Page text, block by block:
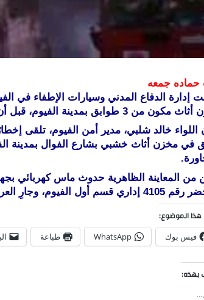
حماده جمعه
إدارة الدفاع المدني وسيارات الإطفاء في
طوابق بمدينة الفيوم، قبل أن تمتد ألسنة اللهب إلى المساكن المجاورة.
اللواء خالد شلبي، مدير أمن الفيوم، تلقى
في مخزن أثاث خشبي بشارع الفوال بمدينة
من المعاينة الظاهرية حدوث ماس كهربائي
الفيوم، وجارِ العرض على النيابة العامة لتولي التحقيقات.
الموضوع:
فيس بوك WhatsApp طباعة
بهذه: